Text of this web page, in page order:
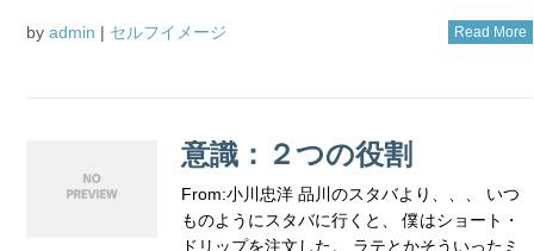
by admin | セルフイメージ Read More
意識：２つの役割
From:小川忠洋 品川のスタバより、、、 いつ
ものようにスタバに行くと、 僕はショート・
ドリップを注文した。 ラテとかそういったミ